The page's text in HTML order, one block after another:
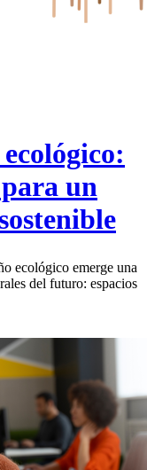
un
ecológico emerge una
del futuro: espacios